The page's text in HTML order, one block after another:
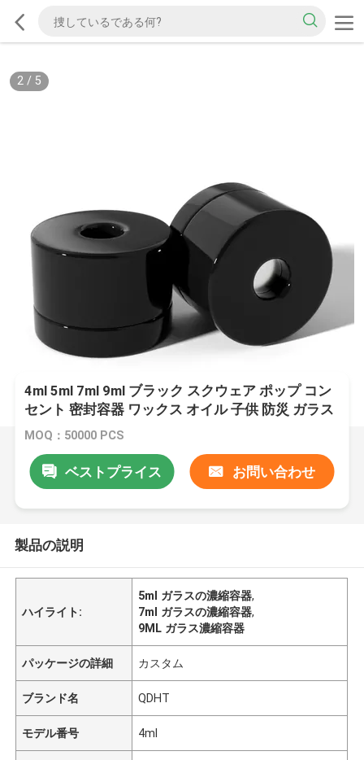
2/ 5
4ml 5ml 7ml 9ml ブラック スクウェア ポップ コン
セント 密封容器 ワックス オイル 子供 防災 ガラス
掃除 瓶 子供 防災 蓋付き
MOQ：50000 PCS
ベストプライス お問い合わせ
製品の説明
ハイライト:
5ml ガラスの濃縮容器,
7ml ガラスの濃縮容器,
9ML ガラス濃縮容器
パッケージの詳細 カスタム
ブランド名 QDHT
モデル番号 4ml